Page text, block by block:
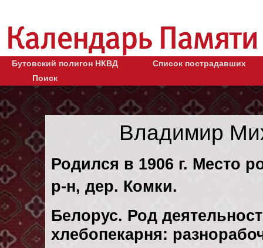
Бутовский полигон НКВД
Список пострадавших
Поиск
Владимир
Родился в 1906 г. Место
р-н, дер. Комки.
Белорус. Род
хлебопекарня: